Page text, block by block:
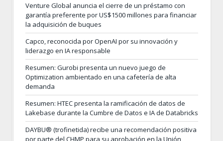
Venture Global anuncia el cierre de un préstamo con
garantía preferente por US$1500 millones para financiar
la adquisición de buques
Capco, reconocida por OpenAI por su innovación y
liderazgo en IA responsable
Resumen: Gurobi presenta un nuevo juego de
Optimization ambientado en una cafetería de alta
demanda
Resumen: HTEC presenta la ramificación de datos de
Lakebase durante la Cumbre de Datos e IA de Databricks
DAYBU® (trofinetida) recibe una recomendación positiva
por parte del CHMP para su aprobación en la Unión